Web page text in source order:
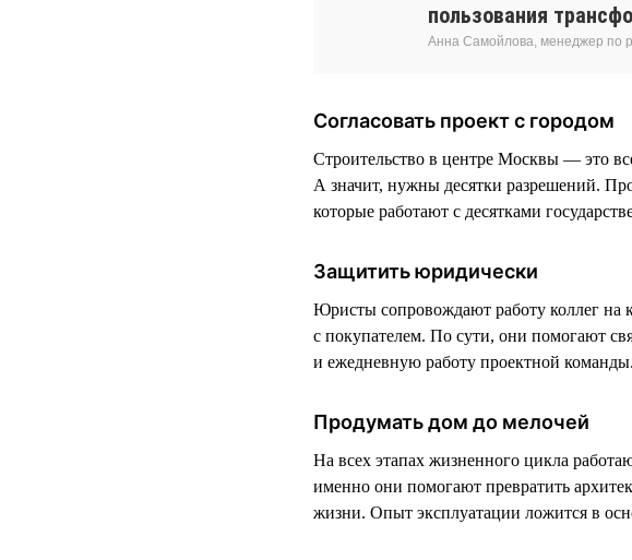
пользования
Анна Самойлова, менеджер по
Согласовать проект с городом
Строительство в центре Москвы — это
А значит, нужны десятки разрешений.
которые работают с десятками
Защитить юридически
Юристы сопровождают работу коллег на
с покупателем. По сути, они помогают
и ежедневную работу проектной команды.
Продумать дом до мелочей
На всех этапах жизненного цикла
именно они помогают превратить
жизни. Опыт эксплуатации ложится в